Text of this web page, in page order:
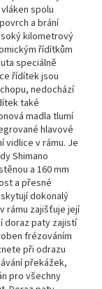
spolu
a brání
kilometrový
řídítkům
speciálně
řídítek jsou
nedochází
také
madla tlumí
hlavové
vidlice v rámu. Je
Shimano
a 160 mm
a přesné
dokonalý
rámu zajišťuje její
doraz paty zajistí
frézováním
při odrazu
překážek,
pro všechny